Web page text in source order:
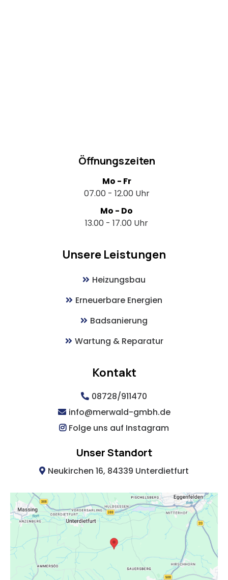
Öffnungszeiten
Mo - Fr
07.00 - 12.00 Uhr
Mo - Do
13.00 - 17.00 Uhr
Unsere Leistungen
Heizungsbau
Erneuerbare Energien
Badsanierung
Wartung & Reparatur
Kontakt
08728/911470
info@merwald-gmbh.de
Folge uns auf Instagram
Unser Standort
Neukirchen 16, 84339 Unterdietfurt